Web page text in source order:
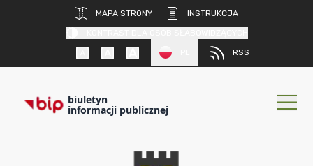
MAPA STRONY
INSTRUKCJA
RSS
biuletyn
informacji publicznej